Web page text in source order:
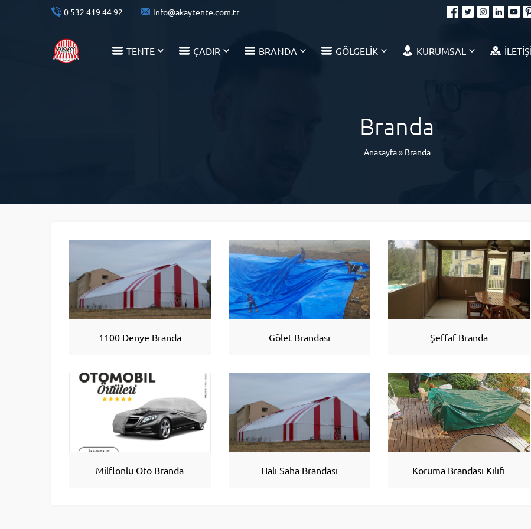
0 532 419 44 92 info@akaytente.com.tr
TENTE ÇADIR BRANDA GÖLGELİK KURUMSAL
Branda
Anasayfa» Branda
1100 Denye Branda Gölet Brandası Şeffaf Branda
Milflonlu Oto Branda Halı Saha Brandası Koruma Brandası Kılıfı